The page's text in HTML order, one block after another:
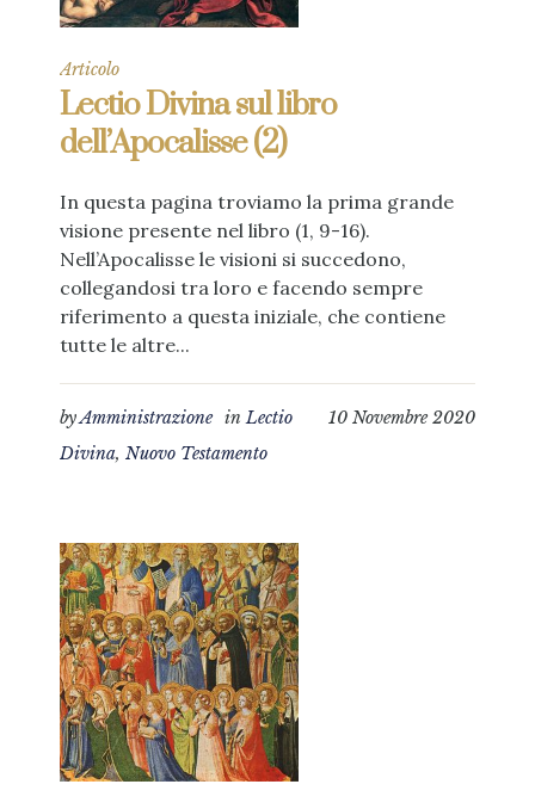
Articolo
Lectio Divina sul libro
dell’Apocalisse (2)
In questa pagina troviamo la prima grande
visione presente nel libro (1, 9-16).
Nell’Apocalisse le visioni si succedono,
collegandosi tra loro e facendo sempre
riferimento a questa iniziale, che contiene
tutte le altre...
10 Novembre 2020
byAmministrazione inLectio
Divina, Nuovo Testamento